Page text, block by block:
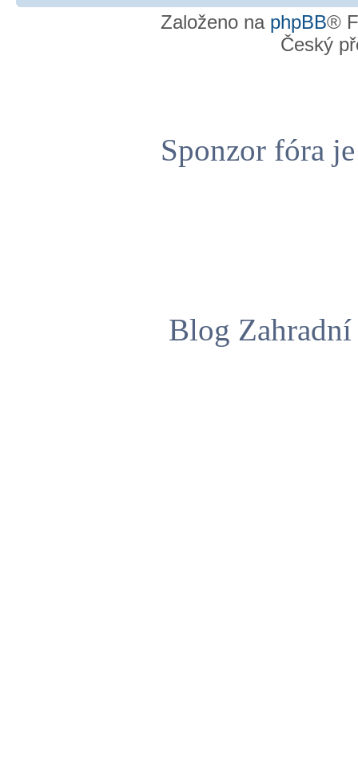
Založeno na phpBB®
Český
Sponzor fóra
Blog